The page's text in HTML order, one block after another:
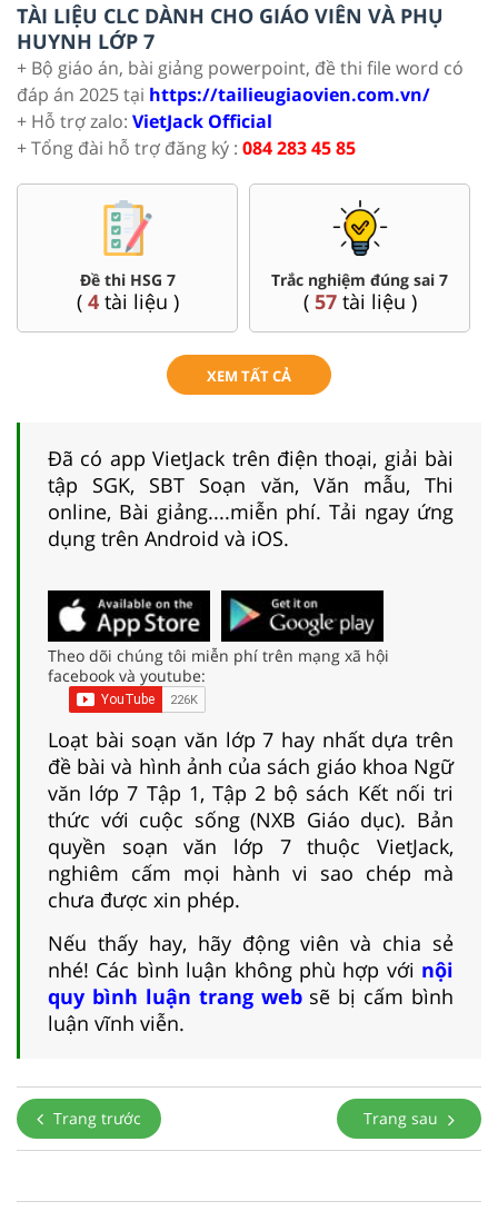
TÀI LIỆU CLC DÀNH CHO GIÁO VIÊN VÀ PHỤ
HUYNH LỚP 7
+ Bộ giáo án, bài giảng powerpoint, đề thi file word có
đáp án 2025 tại https://tailieugiaovien.com.vn/
+ Hỗ trợ zalo: VietJack Official
+ Tổng đài hỗ trợ đăng ký : 084 283 45 85
Đề thi HSG 7
( 4tài liệu )
Trắc nghiệm đúng sai 7
( 57tài liệu )
XEM TẤT CẢ
Đã có app VietJack trên điện thoại, giải bài
tập SGK, SBT Soạn văn, Văn mẫu, Thi
online, Bài giảng....miễn phí. Tải ngay ứng
dụng trên Android và iOS.
Theo dõi chúng tôi miễn phí trên mạng xã hội
facebook và youtube:
Loạt bài soạn văn lớp 7 hay nhất dựa trên
đề bài và hình ảnh của sách giáo khoa Ngữ
văn lớp 7 Tập 1, Tập 2 bộ sách Kết nối tri
thức với cuộc sống (NXB Giáo dục). Bản
quyền soạn văn lớp 7 thuộc VietJack,
nghiêm cấm mọi hành vi sao chép mà
chưa được xin phép.
Nếu thấy hay, hãy động viên và chia sẻ
nhé! Các bình luận không phù hợp với nội
quy bình luận trang websẽ bị cấm bình
luận vĩnh viễn.
Trang trước Trang sau